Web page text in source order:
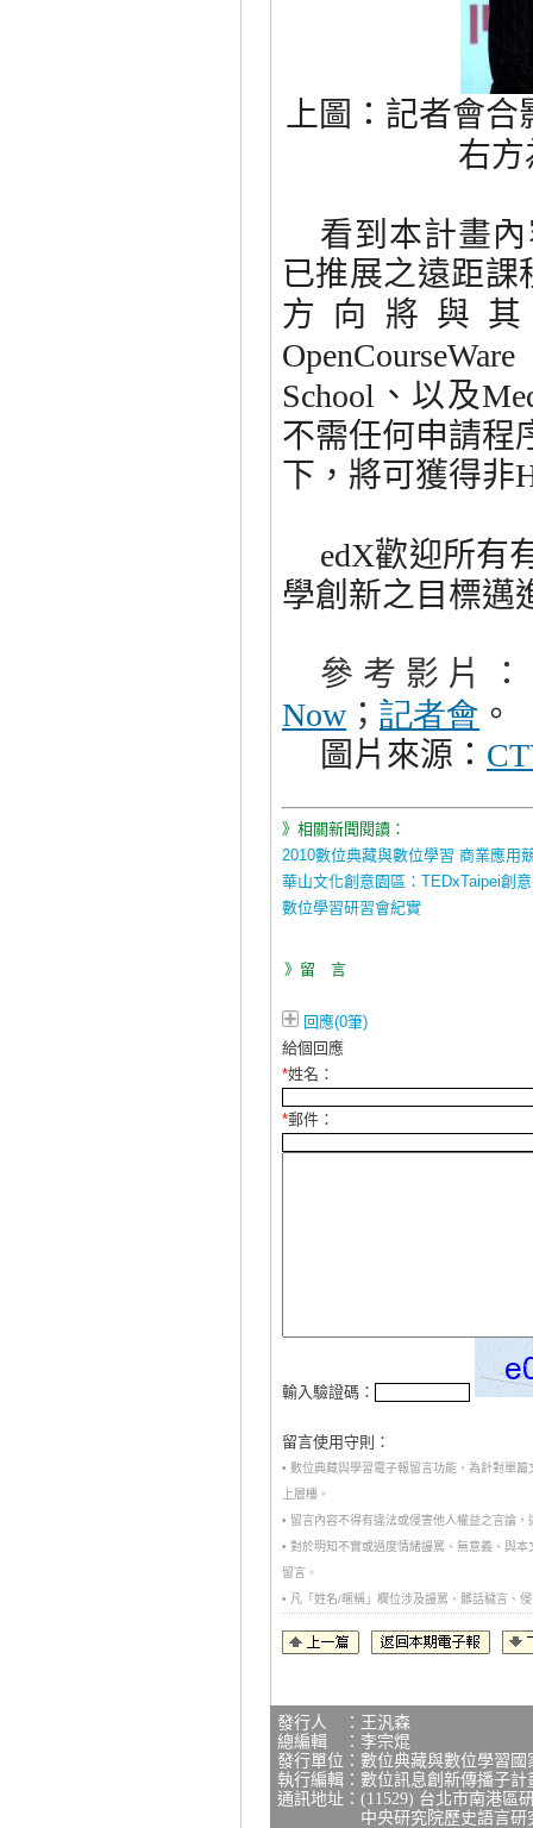
上圖：記者會合
右
看到本計畫
已推展之遠距
方向將與
OpenCourseWare
School 、以及
不需任何申請程
下，將可獲得非
edX歡迎所有
學創新之目標邁
參考影片：
Now ； 記者會 。
圖片來源：
》相關新聞閱讀：
2010數位典藏與數位學習 商業應用
華山文化創意園區：TEDxTaipei創
數位學習研習會紀實
》留 言
回應(0筆)
給個回應
*姓名：
*郵件：
輸入驗證碼：
留言使用守則：
• 數位典藏與學習電子報留言功能，為針對單
上層樓。
• 留言內容不得有違法或侵害他人權益之言論
• 對於明知不實或過度情緒謾罵、無意義、與
留言。
• 凡「姓名/暱稱」欄位涉及謾罵、髒話穢言、
發行人 ：王汎森
總編輯 ：李宗焜
發行單位：數位典藏與數位學習
執行編輯：數位訊息創新傳播子計
通訊地址：(11529) 台北市南港區
中央研究院歷史語言研究